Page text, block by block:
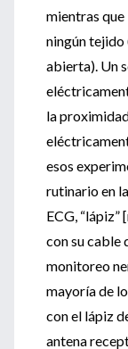
mientras
ningún tejido
abierta). Un
la
esos
rutinario en
ECG,
con su cable
monitoreo
mayoría de
con el lápiz
antena